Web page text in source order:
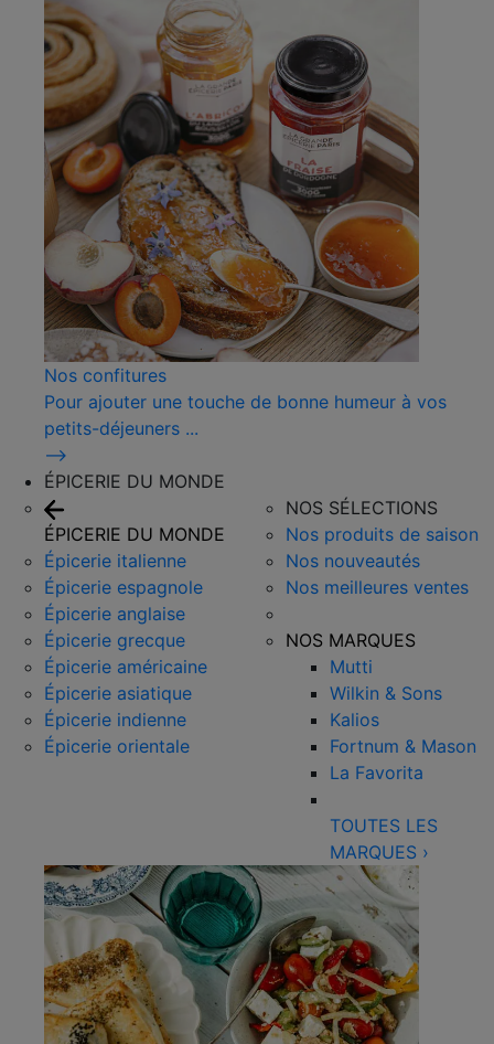
Nos confitures
Pour ajouter une touche de bonne humeur à vos
petits-déjeuners ...
⟶
ÉPICERIE DU MONDE
ÉPICERIE DU MONDE
Épicerie italienne
Épicerie espagnole
Épicerie anglaise
Épicerie grecque
Épicerie américaine
Épicerie asiatique
Épicerie indienne
Épicerie orientale
NOS SÉLECTIONS
Nos produits de saison
Nos nouveautés
Nos meilleures ventes
NOS MARQUES
Mutti
Wilkin & Sons
Kalios
Fortnum & Mason
La Favorita
TOUTES LES
MARQUES ›